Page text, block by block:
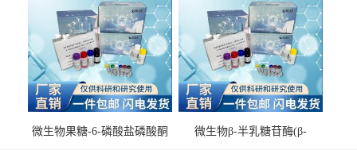
微生物果糖-6-磷酸盐磷酸酮
微生物β-半乳糖苷酶(β-